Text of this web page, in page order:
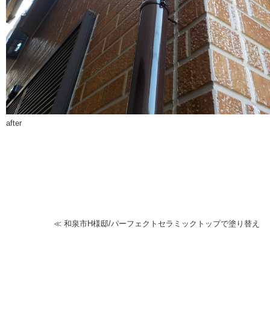
after
≪ 和泉市H様邸/パーフェクトセラミックトップで塗り替え